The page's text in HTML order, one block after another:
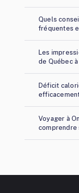
Quels
fréquentes
Les
de Québec
Déficit
Voyager à
comprendre